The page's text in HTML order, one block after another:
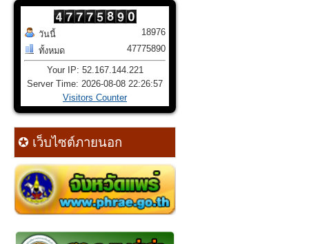
วันนี้
ทั้งหมด
18976
47775890
Your IP: 52.167.144.221
Server Time: 2026-08-08 22:26:57
Visitors Counter
✪ เว็บไซต์ภายนอก